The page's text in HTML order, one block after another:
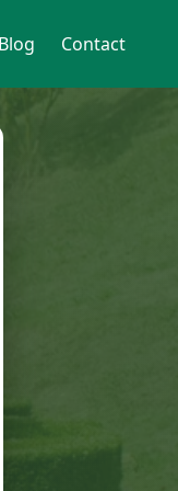
Blog Contact
région.
engagement.